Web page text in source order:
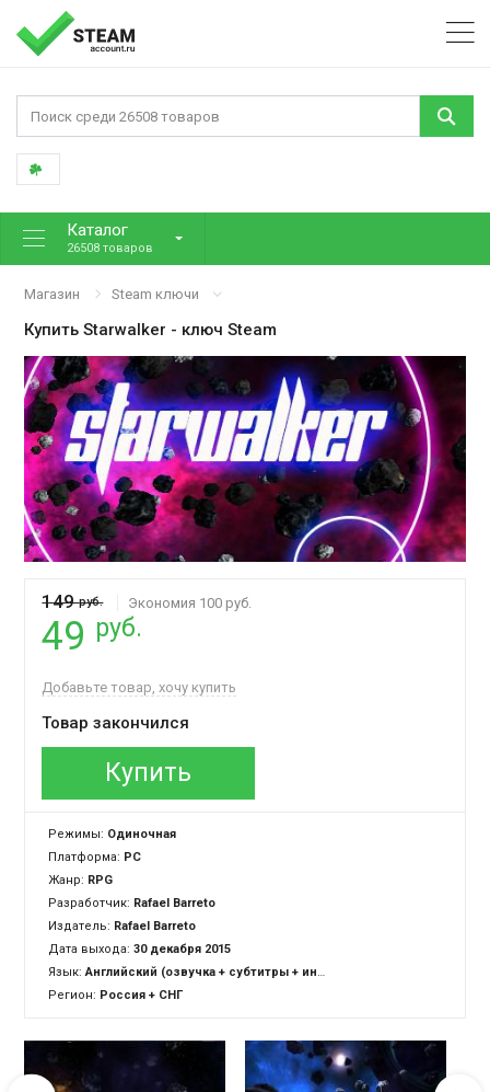
Каталог
26508 товаров
Магазин Steam ключи
КупитьStarwalker - ключ Steam
149руб. Экономия 100 руб.
49 руб.
Добавьте товар, хочу купить
Товар закончился
Купить
Режимы: Одиночная
Платформа: PC
Жанр: RPG
Разработчик: Rafael Barreto
Издатель: Rafael Barreto
Дата выхода: 30 декабря 2015
Язык:Английский (озвучка + субтитры + интерфейс)
Регион: Россия + СНГ